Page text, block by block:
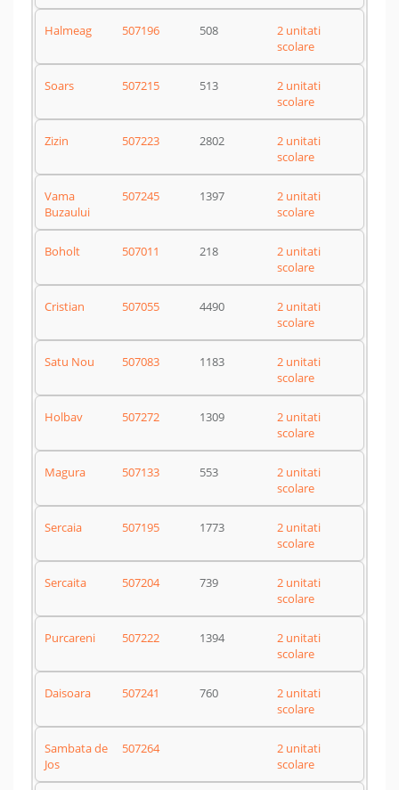
Halmeag 507196 508
2 unitati
scolare
Soars 507215 513
2 unitati
scolare
Zizin 507223 2802
2 unitati
scolare
Vama
Buzaului
507245 1397
2 unitati
scolare
Boholt 507011 218
2 unitati
scolare
Cristian 507055 4490
2 unitati
scolare
Satu Nou 507083 1183
2 unitati
scolare
Holbav 507272 1309
2 unitati
scolare
Magura 507133 553
2 unitati
scolare
Sercaia 507195 1773
2 unitati
scolare
Sercaita 507204 739
2 unitati
scolare
Purcareni 507222 1394
2 unitati
scolare
Daisoara 507241 760
2 unitati
scolare
Sambata de
Jos
507264
2 unitati
scolare